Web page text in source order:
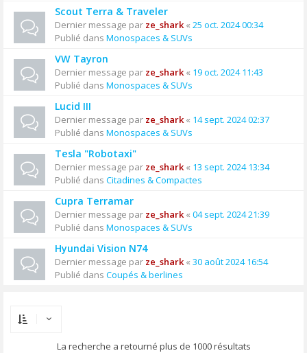
Scout Terra & Traveler
Dernier message par ze_shark« 25 oct. 2024 00:34
Publié dans Monospaces & SUVs
VW Tayron
Dernier message par ze_shark« 19 oct. 2024 11:43
Publié dans Monospaces & SUVs
Lucid III
Dernier message par ze_shark« 14 sept. 2024 02:37
Publié dans Monospaces & SUVs
Tesla "Robotaxi"
Dernier message par ze_shark« 13 sept. 2024 13:34
Publié dans Citadines & Compactes
Cupra Terramar
Dernier message par ze_shark« 04 sept. 2024 21:39
Publié dans Monospaces & SUVs
Hyundai Vision N74
Dernier message par ze_shark« 30 août 2024 16:54
Publié dans Coupés & berlines
La recherche a retourné plus de 1000 résultats